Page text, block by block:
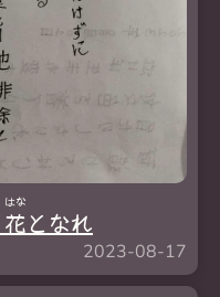
花
はな
となれ
2023-08-17